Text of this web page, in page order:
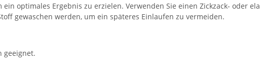
optimales Ergebnis zu erzielen. Verwenden Sie einen Zickzack- oder
gewaschen werden, um ein späteres Einlaufen zu vermeiden.
geeignet.